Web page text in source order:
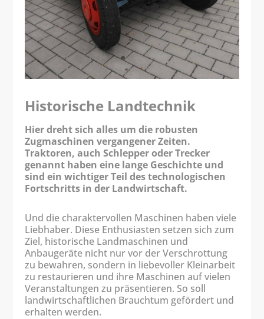
Historische Landtechnik
Hier dreht sich alles um die robusten
Zugmaschinen vergangener Zeiten.
Traktoren, auch Schlepper oder Trecker
genannt haben eine lange Geschichte und
sind ein wichtiger Teil des technologischen
Fortschritts in der Landwirtschaft.
Und die charaktervollen Maschinen haben viele
Liebhaber. Diese Enthusiasten setzen sich zum
Ziel, historische Landmaschinen und
Anbaugeräte nicht nur vor der Verschrottung
zu bewahren, sondern in liebevoller Kleinarbeit
zu restaurieren und ihre Maschinen auf vielen
Veranstaltungen zu präsentieren. So soll
landwirtschaftlichen Brauchtum gefördert und
erhalten werden.